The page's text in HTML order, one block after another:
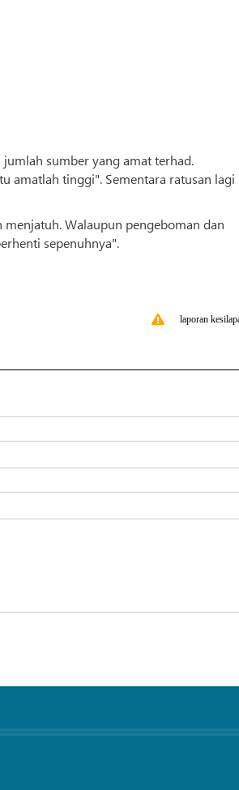
sumber yang amat terhad.
amatlah tinggi". Sementara ratusan lagi
Walaupun pengeboman dan
sepenuhnya".
laporan